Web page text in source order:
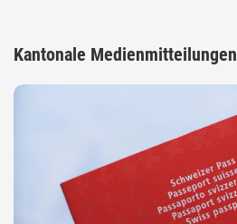
Kantonale Medienmitteilungen